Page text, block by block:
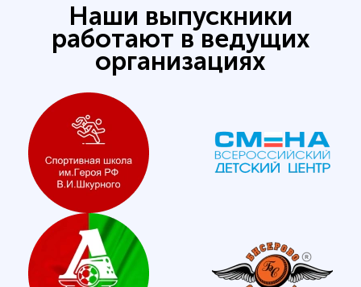
Наши выпускники
работают в ведущих
организациях